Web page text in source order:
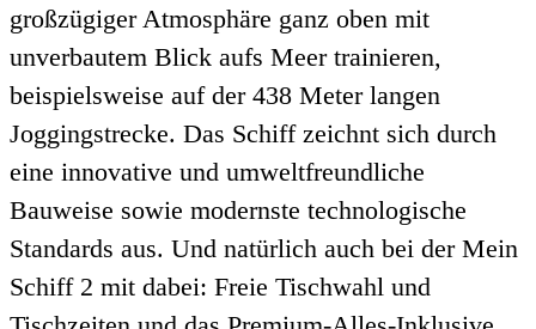
großzügiger Atmosphäre ganz oben mit
unverbautem Blick aufs Meer trainieren,
beispielsweise auf der 438 Meter langen
Joggingstrecke. Das Schiff zeichnt sich durch
eine innovative und umweltfreundliche
Bauweise sowie modernste technologische
Standards aus. Und natürlich auch bei der Mein
Schiff 2 mit dabei: Freie Tischwahl und